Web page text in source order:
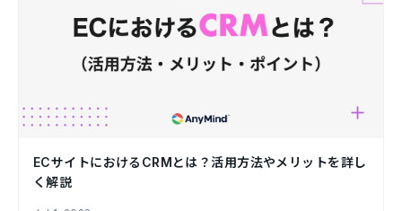
ECサイトにおけるCRMとは？活用方法やメリットを詳し
く解説